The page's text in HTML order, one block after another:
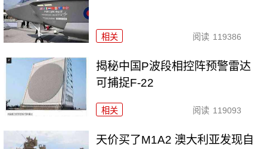
相关 阅读 119386
揭秘中国P波段相控阵预警雷达
可捕捉F-22
相关 阅读 119093
天价买了M1A2 澳大利亚发现自